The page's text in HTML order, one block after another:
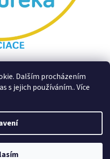
Dalším procházením
s jejich používáním.. Více